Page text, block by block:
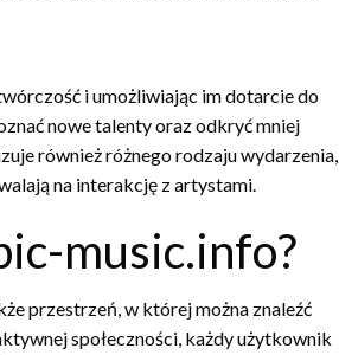
i umożliwiając im dotarcie do
nowe talenty oraz odkryć mniej
również różnego rodzaju wydarzenia,
na interakcję z artystami.
music.info?
przestrzeń, w której można znaleźć
społeczności, każdy użytkownik